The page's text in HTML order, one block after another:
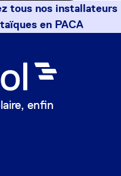
tous nos installateurs
en PACA
enfin